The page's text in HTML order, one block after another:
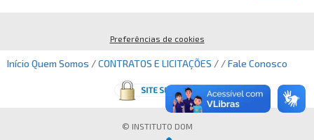
Preferências de cookies
Início Quem Somos /CONTRATOS E LICITAÇÕES / /Fale Conosco
© INSTITUTO DOM